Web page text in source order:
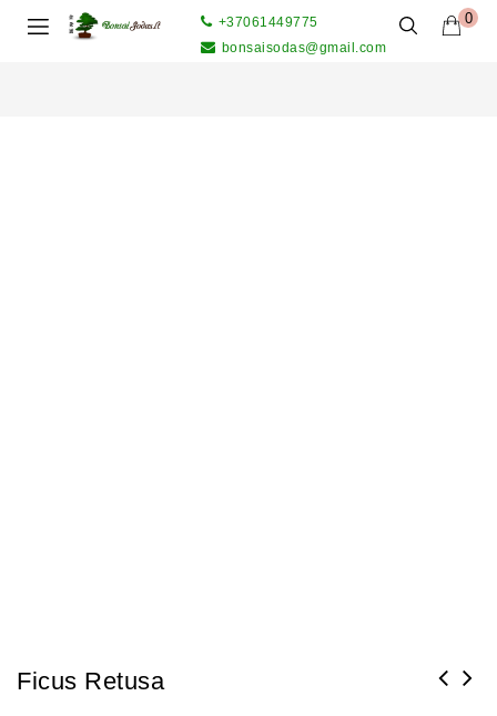
0
+37061449775
bonsaisodas@gmail.com
Ficus Retusa